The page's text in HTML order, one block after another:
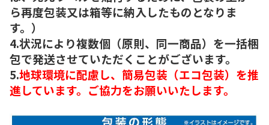
ら再度包装又は箱等に納入したものとなりま
す。）
4.状況により複数個（原則、同一商品）を一括梱
包で発送させていただくことがございます。
5.地球環境に配慮し、簡易包装（エコ包装）を推
進しています。ご協力をお願いいたします。